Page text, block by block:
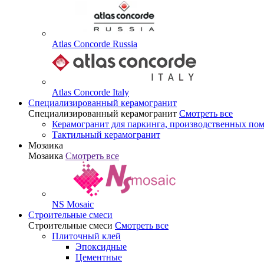
Atlas Concorde Russia
Atlas Concorde Italy
Специализированный керамогранит
Специализированный керамогранит Смотреть все
Керамогранит для паркинга, производственных
Тактильный керамогранит
Мозаика
Мозаика Смотреть все
NS Mosaic
Строительные смеси
Строительные смеси Смотреть все
Плиточный клей
Эпоксидные
Цементные